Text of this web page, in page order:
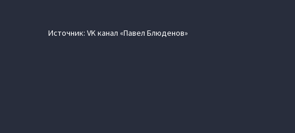
Источник: VK канал «Павел Блюденов»